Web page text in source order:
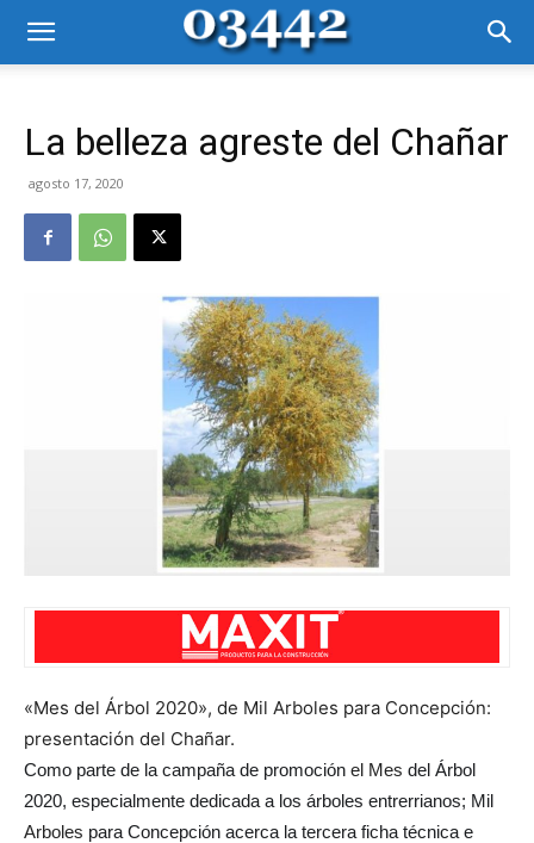
La belleza agreste del Chañar
agosto 17, 2020
«Mes del Árbol 2020», de Mil Arboles para Concepción:
presentación del Chañar.
Como parte de la campaña de promoción el Mes del Árbol
2020, especialmente dedicada a los árboles entrerrianos; Mil
Arboles para Concepción acerca la tercera ficha técnica e